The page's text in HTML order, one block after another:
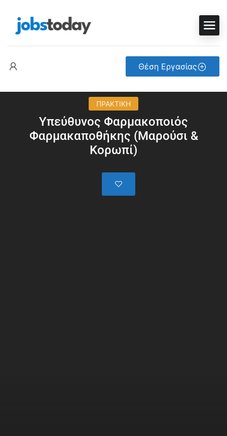
Θέση Εργασίας
ΠΡΑΚΤΙΚΗ
Υπεύθυνος Φαρμακοποιός
Φαρμακαποθήκης (Μαρούσι &
Κορωπί)